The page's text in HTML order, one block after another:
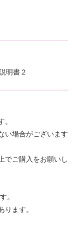
明書２
。
い場合がございます
でご購入をお願いし
。
ります。